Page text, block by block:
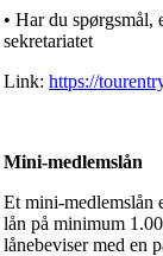
• Har du
sekretariatet
Link: https://
Mini-medlemslån
Et mini-medlemslån
lån på minimum
lånebeviser med en